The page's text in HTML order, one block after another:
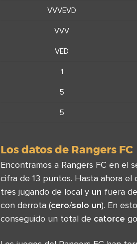
VVVEVD
VVV
VED
1
5
5
Los datos de Rangers FC
Encontramos a Rangers FC en el
cifra de 13 puntos. Hasta ahora
tres jugando de local y un fuera
con derrota (cero/solo un). En
conseguido un total de catorce